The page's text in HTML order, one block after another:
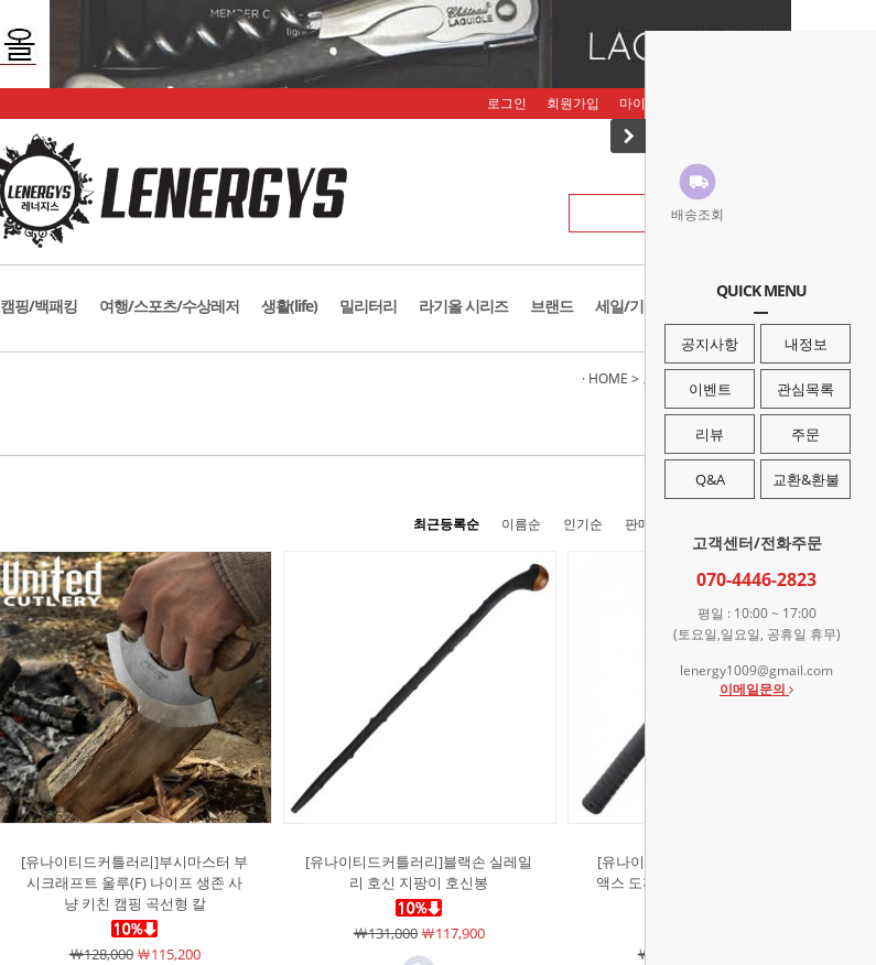
배송조회
QUICK MENU
공지사항 내정보
이벤트 관심목록
리뷰 주문
Q&A 교환&환불
고객센터/전화주문
070-4446-2823
평일 : 10:00 ~ 17:00
(토요일,일요일, 공휴일 휴무)
lenergy1009@gmail.com
이메일문의
로그인 회원가입 마이페이지
캠핑/백패킹 여행/스포츠/수상레저 생활(life) 밀리터리 라기올 시리즈 브랜드 세일/기획존
· HOME > 브랜드
최근등록순 이름순 인기순 판매순
[유나이티드커틀러리]부시마스터 부
시크래프트 울루(F) 나이프 생존 사
냥 키친 캠핑 곡선형 칼
￦128,000￦115,200
[유나이티드커틀러리]블랙손 실레일
리 호신 지팡이 호신봉
￦131,000￦117,900
[유나이티드커틀러리]M48 우드맨
액스 도끼 캠핑도끼 가지치기 땔감
￦155,000